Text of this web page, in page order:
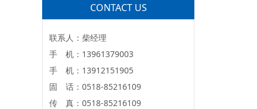
CONTACT US
联系人：柴经理
手 机：13961379003
手 机：13912151905
固 话：0518-85216109
传 真：0518-85216109